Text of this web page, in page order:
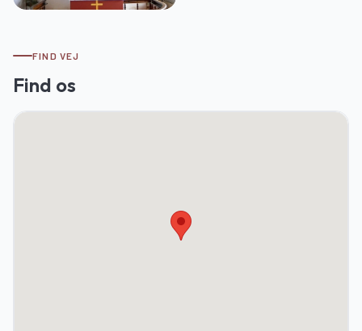
FIND VEJ
Find os